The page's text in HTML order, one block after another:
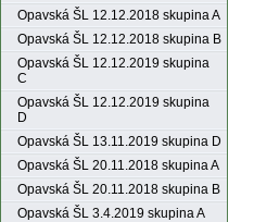
Opavská ŠL 12.12.2018 skupina A
Opavská ŠL 12.12.2018 skupina B
Opavská ŠL 12.12.2019 skupina
C
Opavská ŠL 12.12.2019 skupina
D
Opavská ŠL 13.11.2019 skupina D
Opavská ŠL 20.11.2018 skupina A
Opavská ŠL 20.11.2018 skupina B
Opavská ŠL 3.4.2019 skupina A